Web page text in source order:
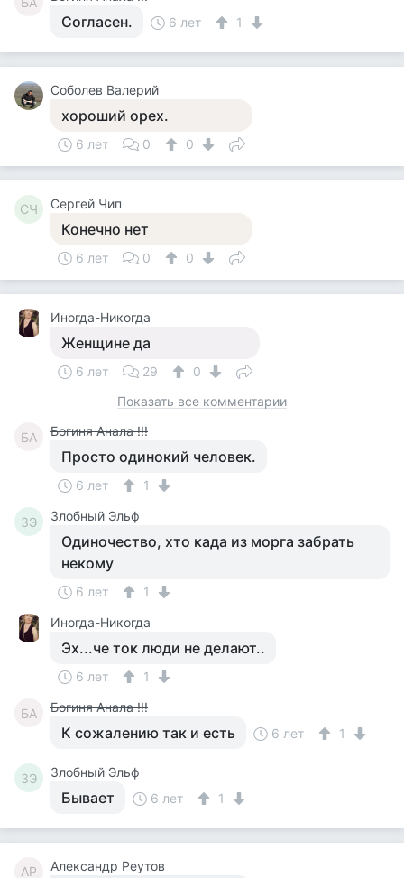
Согласен. 6 лет 1
Соболев Валерий
хороший орех.
6 лет 0 0
СЧ Сергей Чип
Конечно нет
6 лет 0 0
Иногда-Никогда
Женщине да
6 лет 29
0
Показать все комментарии
БА Богиня Анала !!!
Просто одинокий человек.
6 лет 1
ЗЭ Злобный Эльф
Одиночество, хто када из морга забрать
некому
6 лет
1
Иногда-Никогда
Эх...че ток люди не делают..
6 лет 1
БА Богиня Анала !!!
К сожалению так и есть 6 лет 1
ЗЭ Злобный Эльф
Бывает 6 лет 1
АР Александр Реутов